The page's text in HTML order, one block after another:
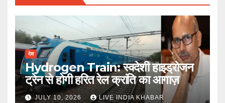
देश
Hydrogen Train: स्वदेशी हाइड्रोजन
ट्रेन से होगी हरित रेल क्रांति का आगाज़
JULY 10, 2026 LIVE INDIA KHABAR